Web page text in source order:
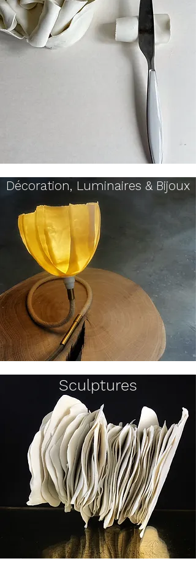
Décoration, Luminaires & Bijoux
Sculptures